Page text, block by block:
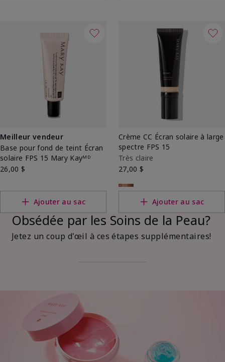
Meilleur vendeur
Base pour fond de teint Écran
solaire FPS 15 Mary Kayᴹᴰ
26,00 $
Ajouter au sac
Crème CC Écran solaire à large
spectre FPS 15
Très claire
27,00 $
Ajouter au sac
Obsédée par les Soins de la Peau?
Jetez un coup d'œil à ces étapes supplémentaires!